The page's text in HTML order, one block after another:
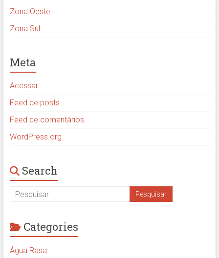
Zona Oeste
Zona Sul
Meta
Acessar
Feed de posts
Feed de comentários
WordPress.org
Search
Categories
Água Rasa